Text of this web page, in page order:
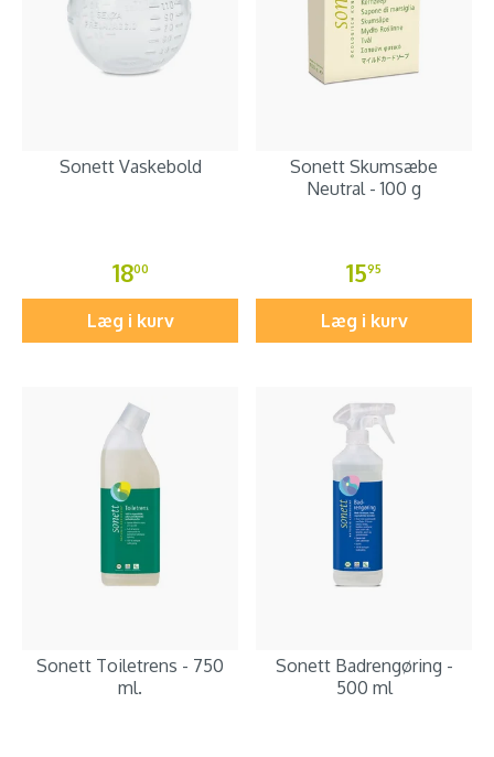
Sonett Vaskebold
1800
Læg i kurv
Sonett Skumsæbe
Neutral - 100 g
1595
Læg i kurv
Sonett Toiletrens - 750
ml.
Sonett Badrengøring -
500 ml